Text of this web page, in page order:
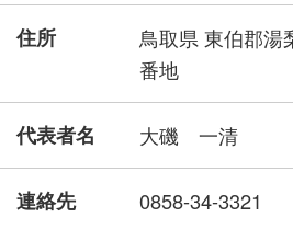
住所
鳥取県 東伯郡湯
番地
代表者名 大磯 一清
連絡先 0858-34-3321